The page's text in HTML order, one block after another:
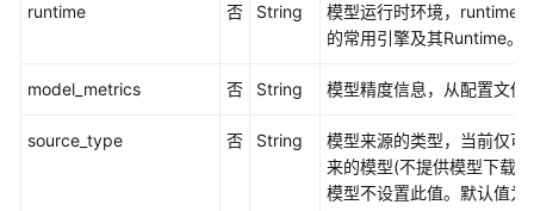
理
授
runtime 否 String
模型运行时环境，runtime
的常用引擎及其Runtime。
model_metrics 否 String 模型精度信息，从配置文件
source_type 否 String
模型来源的类型，当前仅可
来的模型(不提供模型下载
模型不设置此值。默认值为